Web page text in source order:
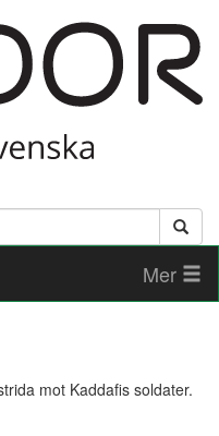
Mer
mot Kaddafis soldater.